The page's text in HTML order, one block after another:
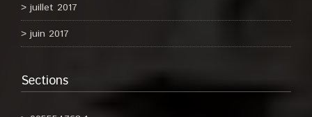
juillet 2017
juin 2017
Sections